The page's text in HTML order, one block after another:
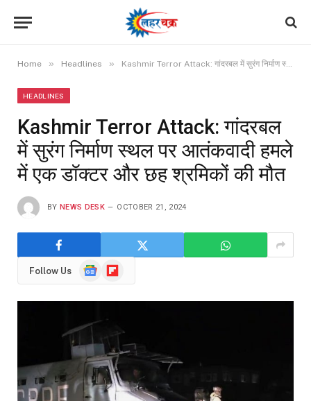
Home » Headlines » Kashmir Terror Attack: गांदरबल में सुरंग निर्माण स्थल पर आतंकवादी हमले में एक डॉक्टर और छह श्रमिकों की मौत
HEADLINES
Kashmir Terror Attack: गांदरबल
में सुरंग निर्माण स्थल पर आतंकवादी हमले
में एक डॉक्टर और छह श्रमिकों की मौत
BY NEWS DESK OCTOBER 21, 2024
Follow Us
GoogleFlipboard